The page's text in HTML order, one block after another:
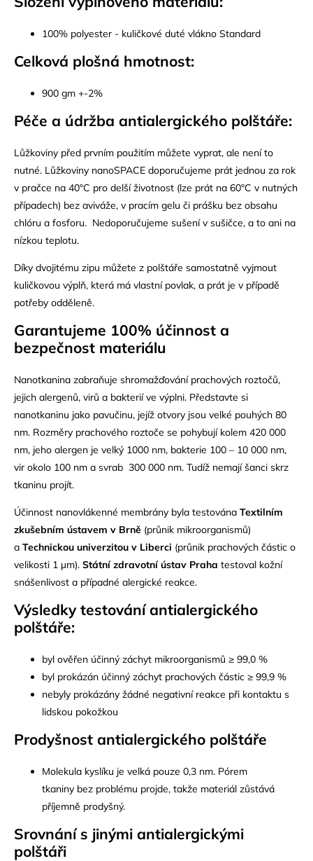
100% polyester - kuličkové duté vlákno Standard
Celková plošná hmotnost:
900 gm +-2%
Péče a údržba antialergického polštáře:
Lůžkoviny před prvním použitím můžete vyprat, ale není to
nutné. Lůžkoviny nanoSPACE doporučujeme prát jednou za rok
v pračce na 40°C pro delší životnost (lze prát na 60°C v nutných
případech) bez aviváže, v pracím gelu či prášku bez obsahu
chlóru a fosforu. Nedoporučujeme sušení v sušičce, a to ani na
nízkou teplotu.
Díky dvojitému zipu můžete z polštáře samostatně vyjmout
kuličkovou výplň, která má vlastní povlak, a prát je v případě
potřeby odděleně.
Garantujeme 100% účinnost a
bezpečnost materiálu
Nanotkanina zabraňuje shromažďování prachových roztočů,
jejich alergenů, virů a bakterií ve výplni. Představte si
nanotkaninu jako pavučinu, jejíž otvory jsou velké pouhých 80
nm. Rozměry prachového roztoče se pohybují kolem 420 000
nm, jeho alergen je velký 1000 nm, bakterie 100 – 10 000 nm,
vir okolo 100 nm a svrab 300 000 nm. Tudíž nemají šanci skrz
tkaninu projít.
Účinnost nanovlákenné membrány byla testována Textilním
zkušebním ústavem v Brně (průnik mikroorganismů)
a Technickou univerzitou v Liberci (průnik prachových částic o
velikosti 1 µm). Státní zdravotní ústav Praha testoval kožní
snášenlivost a případné alergické reakce.
Výsledky testování antialergického
polštáře:
byl ověřen účinný záchyt mikroorganismů ≥ 99,0 %
byl prokázán účinný záchyt prachových částic ≥ 99,9 %
nebyly prokázány žádné negativní reakce při kontaktu s
lidskou pokožkou
Prodyšnost antialergického polštáře
Molekula kyslíku je velká pouze 0,3 nm. Pórem
tkaniny bez problému projde, takže materiál zůstává
příjemně prodyšný.
Srovnání s jinými antialergickými
polštáři